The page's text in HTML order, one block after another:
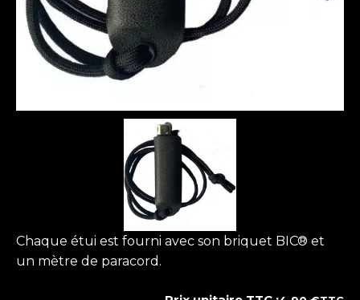
Chaque étui est fourni avec son briquet BIC® et
un mètre de paracord.